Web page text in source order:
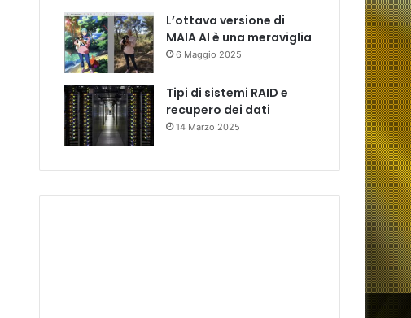
L’ottava versione di
MAIA AI è una meraviglia
6 Maggio 2025
Tipi di sistemi RAID e
recupero dei dati
14 Marzo 2025